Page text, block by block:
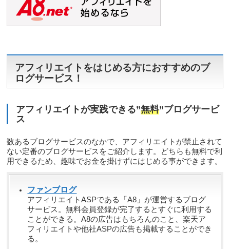
アフィリエイトをはじめる方におすすめのブ
ログサービス！
アフィリエイトが実践できる”無料”ブログサービ
ス
数あるブログサービスのなかで、アフィリエイトが禁止されて
ない定番のブログサービスをご紹介します。どちらも無料で利
用できるため、趣味でお金を掛けずにはじめる事ができます。
ファンブログ
アフィリエイトASPである「A8」が運営するブログ
サービス。無料会員登録が完了するとすぐに利用する
ことができる。A8の広告はもちろんのこと、楽天ア
フィリエイトや他社ASPの広告も掲載することができ
る。